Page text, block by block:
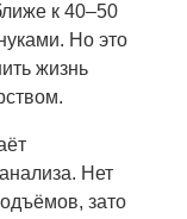
к 40–50
Но это
жизнь
Нет
зато